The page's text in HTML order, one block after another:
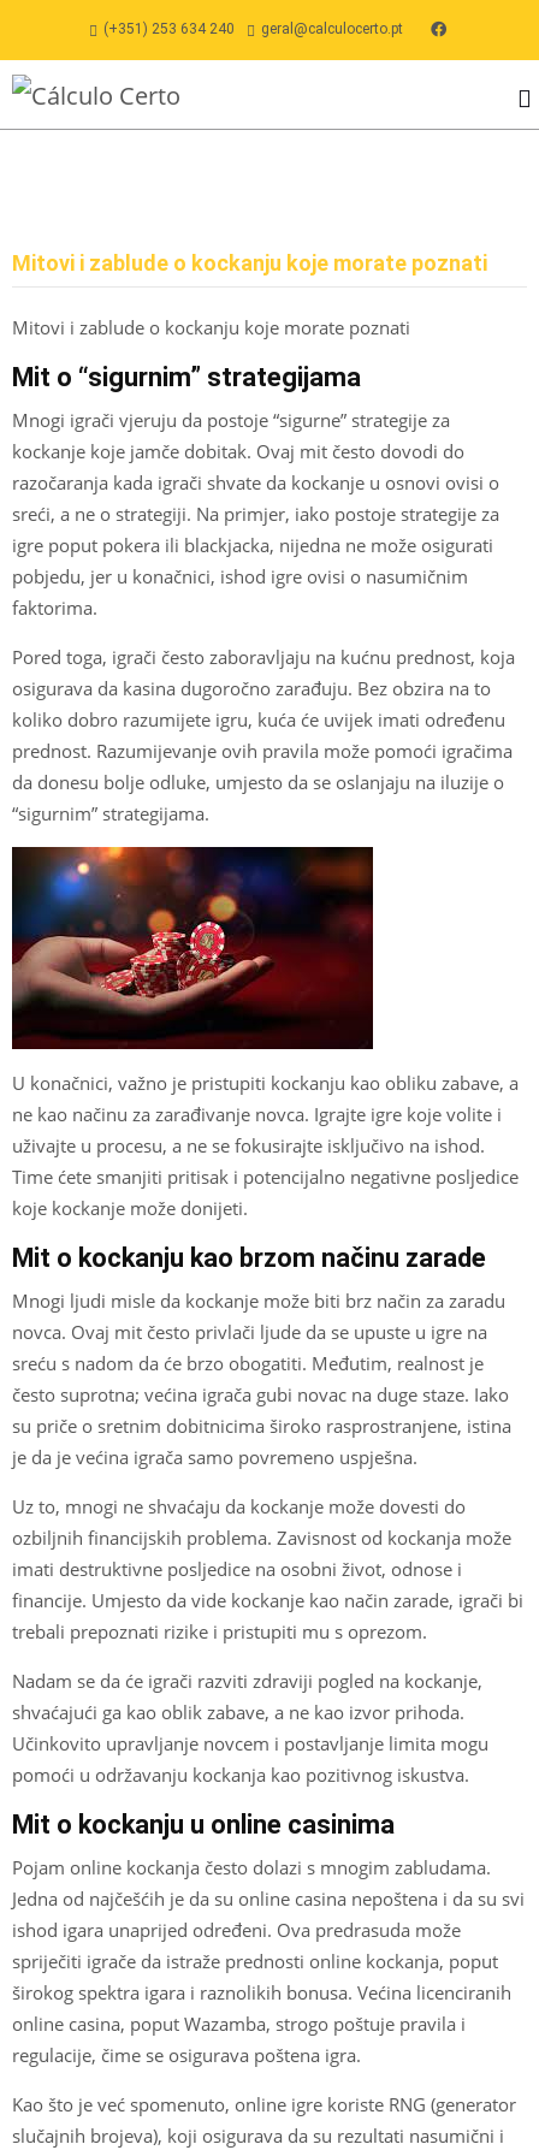
(+351) 253 634 240 geral@calculocerto.pt
Mitovi i zablude o kockanju koje morate poznati
Mitovi i zablude o kockanju koje morate poznati
Mit o “sigurnim” strategijama
Mnogi igrači vjeruju da postoje “sigurne” strategije za
kockanje koje jamče dobitak. Ovaj mit često dovodi do
razočaranja kada igrači shvate da kockanje u osnovi ovisi o
sreći, a ne o strategiji. Na primjer, iako postoje strategije za
igre poput pokera ili blackjacka, nijedna ne može osigurati
pobjedu, jer u konačnici, ishod igre ovisi o nasumičnim
faktorima.
Pored toga, igrači često zaboravljaju na kućnu prednost, koja
osigurava da kasina dugoročno zarađuju. Bez obzira na to
koliko dobro razumijete igru, kuća će uvijek imati određenu
prednost. Razumijevanje ovih pravila može pomoći igračima
da donesu bolje odluke, umjesto da se oslanjaju na iluzije o
“sigurnim” strategijama.
U konačnici, važno je pristupiti kockanju kao obliku zabave, a
ne kao načinu za zarađivanje novca. Igrajte igre koje volite i
uživajte u procesu, a ne se fokusirajte isključivo na ishod.
Time ćete smanjiti pritisak i potencijalno negativne posljedice
koje kockanje može donijeti.
Mit o kockanju kao brzom načinu zarade
Mnogi ljudi misle da kockanje može biti brz način za zaradu
novca. Ovaj mit često privlači ljude da se upuste u igre na
sreću s nadom da će brzo obogatiti. Međutim, realnost je
često suprotna; većina igrača gubi novac na duge staze. Iako
su priče o sretnim dobitnicima široko rasprostranjene, istina
je da je većina igrača samo povremeno uspješna.
Uz to, mnogi ne shvaćaju da kockanje može dovesti do
ozbiljnih financijskih problema. Zavisnost od kockanja može
imati destruktivne posljedice na osobni život, odnose i
financije. Umjesto da vide kockanje kao način zarade, igrači bi
trebali prepoznati rizike i pristupiti mu s oprezom.
Nadam se da će igrači razviti zdraviji pogled na kockanje,
shvaćajući ga kao oblik zabave, a ne kao izvor prihoda.
Učinkovito upravljanje novcem i postavljanje limita mogu
pomoći u održavanju kockanja kao pozitivnog iskustva.
Mit o kockanju u online casinima
Pojam online kockanja često dolazi s mnogim zabludama.
Jedna od najčešćih je da su online casina nepoštena i da su svi
ishod igara unaprijed određeni. Ova predrasuda može
spriječiti igrače da istraže prednosti online kockanja, poput
širokog spektra igara i raznolikih bonusa. Većina licenciranih
online casina, poput Wazamba, strogo poštuje pravila i
regulacije, čime se osigurava poštena igra.
Kao što je već spomenuto, online igre koriste RNG (generator
slučajnih brojeva), koji osigurava da su rezultati nasumični i